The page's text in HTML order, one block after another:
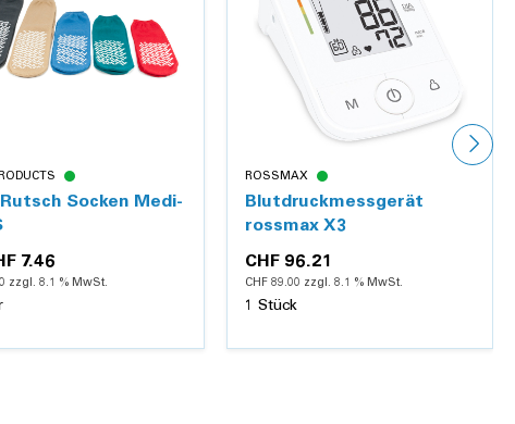
Socken Medi-
7.46
zzgl. 8.1 % MwSt.
ROSSMAX
Blutdruckmessgerät
rossmax X3
CHF 96.21
CHF 89.00 zzgl. 8.1 % MwSt.
1 Stück